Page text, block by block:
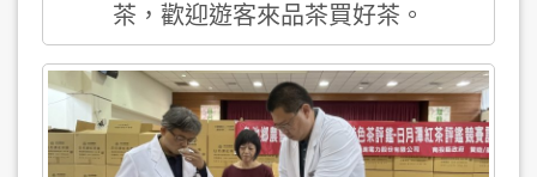
茶，歡迎遊客來品茶買好茶。